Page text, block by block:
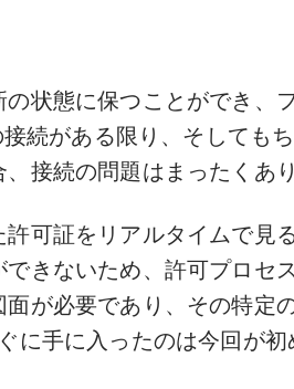
状態に保つことができ
続がある限り、そして
接続の問題はまったくあ
可証をリアルタイムで
きないため、許可プロ
が必要であり、その特
に手に入ったのは今回が初